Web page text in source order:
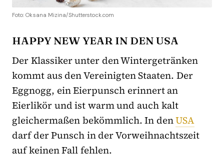
Foto: Oksana Mizina/Shutterstock.com
HAPPY NEW YEAR IN DEN USA
Der Klassiker unter den Wintergetränken
kommt aus den Vereinigten Staaten. Der
Eggnogg, ein Eierpunsch erinnert an
Eierlikör und ist warm und auch kalt
gleichermaßen bekömmlich. In denUSA
darf der Punsch in der Vorweihnachtszeit
auf keinen Fall fehlen.